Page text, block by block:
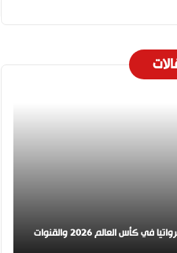
موعد مباراة إنجلترا وكرواتيا في كأس العالم 2026 والقنوات